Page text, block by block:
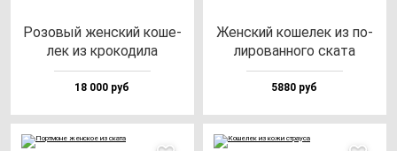
Розо­вый жен­ский ко­ше­
лек из кро­ко­ди­ла
18 000 руб
Жен­ский ко­ше­лек из по­
ли­ро­ван­но­го ска­та
5880 руб